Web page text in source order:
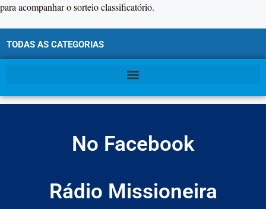
para acompanhar o sorteio classificatório.
TODAS AS CATEGORIAS
No Facebook
Rádio Missioneira